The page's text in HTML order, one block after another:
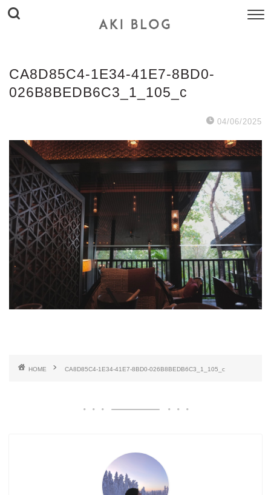
CA8D85C4-1E34-41E7-8BD0-
026B8BEDB6C3_1_105_c
04/06/2025
HOME CA8D85C4-1E34-41E7-8BD0-026B8BEDB6C3_1_105_c